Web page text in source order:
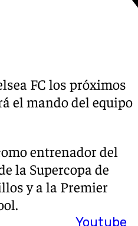
Youtube
FC los próximos
el mando del equipo
entrenador del
la Supercopa de
y a la Premier